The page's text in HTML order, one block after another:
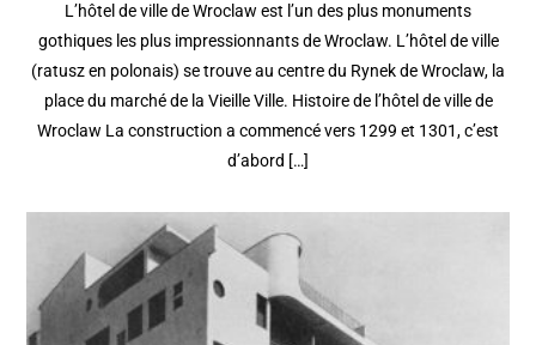
L’hôtel de ville de Wroclaw est l’un des plus monuments
gothiques les plus impressionnants de Wroclaw. L’hôtel de ville
(ratusz en polonais) se trouve au centre du Rynek de Wroclaw, la
place du marché de la Vieille Ville. Histoire de l’hôtel de ville de
Wroclaw La construction a commencé vers 1299 et 1301, c’est
d’abord […]